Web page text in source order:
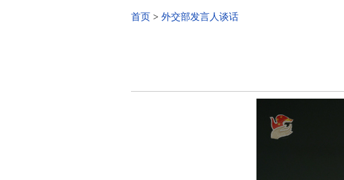
首页 > 外交部发言人谈话